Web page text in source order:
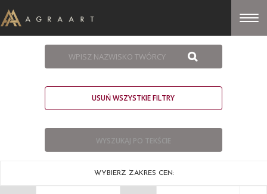
USUŃ WSZYSTKIE FILTRY
WYBIERZ ZAKRES CEN: